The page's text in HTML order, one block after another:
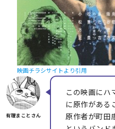
映画チラシサイトより引用
この映画にハ
に原作がある
原作者が町田